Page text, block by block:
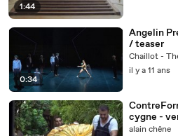
1:44
0:34
Angelin
/ teaser
Chaillot -
il y a 11 ans
cygne -
alain chêne